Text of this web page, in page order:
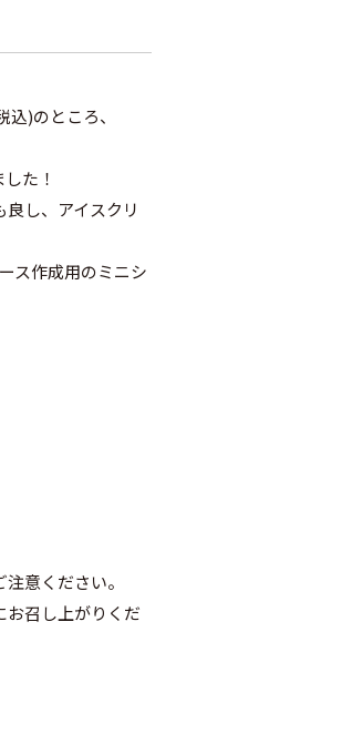
)のところ、
た！
し、アイスクリ
ス作成用のミニシ
意ください。
召し上がりくだ